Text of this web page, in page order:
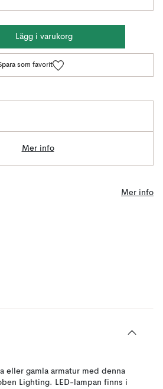
Lägg i varukorg
som favorit
Mer info
Mer info
eller gamla armatur med denna
Lighting. LED-lampan finns i